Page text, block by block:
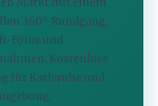
360°-Rundgang,
Fotos und
Kostenlose
für Karlsruhe und